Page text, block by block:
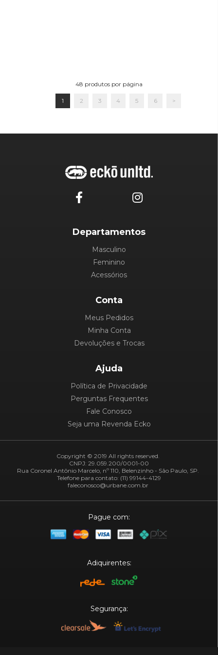
48 produtos por página
1 2 3 4 5 6 >
Departamentos
Masculino
Feminino
Acessórios
Conta
Meus Pedidos
Minha Conta
Devoluções e Trocas
Ajuda
Política de Privacidade
Perguntas Frequentes
Fale Conosco
Seja uma Revenda Ecko
Copyright © 2019 All rights reserved.
CNPJ: 29.059.200/0001-00
Rua Coronel Antônio Marcelo, nº 110, Belenzinho - São Paulo, SP.
Telefone para contato: (11) 99144-4129
faleconosco@urbane.com.br
Pague com:
Adiquirentes:
Segurança: